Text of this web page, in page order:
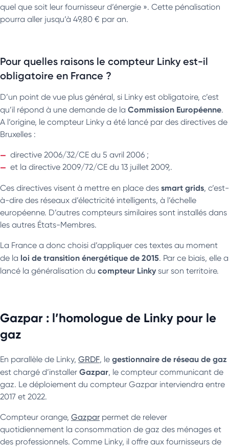
quel que soit leur fournisseur d’énergie ». Cette pénalisation
pourra aller jusqu’à 49,80 € par an.
Pour quelles raisons le compteur Linky est-il
obligatoire en France ?
D’un point de vue plus général, si Linky est obligatoire, c’est
qu’il répond à une demande de la Commission Européenne.
A l’origine, le compteur Linky a été lancé par des directives de
Bruxelles :
directive 2006/32/CE du 5 avril 2006 ;
et la directive 2009/72/CE du 13 juillet 2009,.
Ces directives visent à mettre en place des smart grids, c’est-
à-dire des réseaux d’électricité intelligents, à l’échelle
européenne. D’autres compteurs similaires sont installés dans
les autres États-Membres.
La France a donc choisi d’appliquer ces textes au moment
de la loi de transition énergétique de 2015. Par ce biais, elle a
lancé la généralisation du compteur Linkysur son territoire.
Gazpar : l’homologue de Linky pour le
gaz
En parallèle de Linky, GRDF, le gestionnaire de réseau de gaz
est chargé d’installer Gazpar, le compteur communicant de
gaz. Le déploiement du compteur Gazpar interviendra entre
2017 et 2022.
Compteur orange, Gazpar permet de relever
quotidiennement la consommation de gaz des ménages et
des professionnels. Comme Linky, il offre aux fournisseurs de